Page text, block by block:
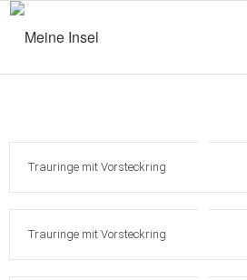
Trauringe mit Vorsteckring
Trauringe mit Vorsteckring